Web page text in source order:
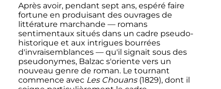
Après avoir, pendant sept ans, espéré faire
fortune en produisant des ouvrages de
littérature marchande — romans
sentimentaux situés dans un cadre pseudo-
historique et aux intrigues bourrées
d'invraisemblances —qu'il signait sous des
pseudonymes, Balzac s'oriente vers un
nouveau genre de roman. Le tournant
commence avec Les Chouans(1829), dont il